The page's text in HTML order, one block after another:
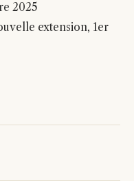
2025
extension, 1er